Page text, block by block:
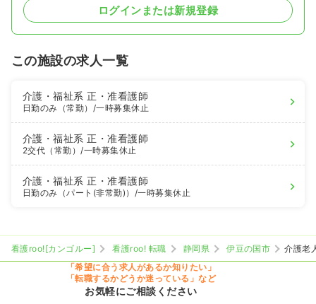
ログインまたは新規登録
この施設の求人一覧
介護・福祉系正・准看護師
日勤のみ（常勤） /一時募集休止
介護・福祉系正・准看護師
2交代（常勤）/一時募集休止
介護・福祉系正・准看護師
日勤のみ（パート(非常勤)） /一時募集休止
看護roo![カンゴルー] 看護roo! 転職 静岡県 伊豆の国市
介護老
「希望に合う求人があるか知りたい」
「転職するかどうか迷っている」など
お気軽にご相談ください